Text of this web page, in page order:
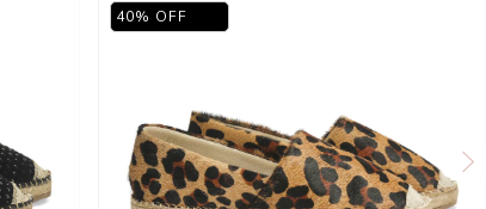
40% OFF